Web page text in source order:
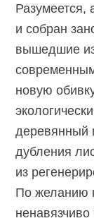
Разумеется,
и собран
вышедшие
новую
деревянный
дубления
из
По желанию